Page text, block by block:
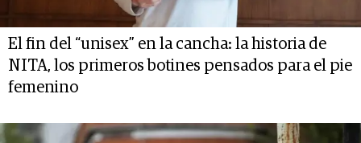
El fin del “unisex” en la cancha: la historia de
NITA, los primeros botines pensados para el pie
femenino